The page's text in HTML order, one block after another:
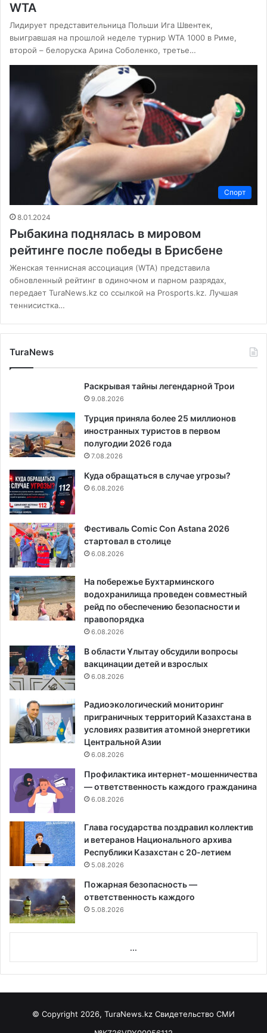
WTA
Лидирует представительница Польши Ига Швентек,
выигравшая на прошлой неделе турнир WTA 1000 в Риме,
второй – белоруска Арина Соболенко, третье…
Спорт
8.01.2024
Рыбакина поднялась в мировом
рейтинге после победы в Брисбене
Женская теннисная ассоциация (WTA) представила
обновленный рейтинг в одиночном и парном разрядах,
передает TuraNews.kz со ссылкой на Prosports.kz. Лучшая
теннисистка…
TuraNews
Раскрывая тайны легендарной Трои
9.08.2026
Турция приняла более 25 миллионов
иностранных туристов в первом
полугодии 2026 года
7.08.2026
Куда обращаться в случае угрозы?
6.08.2026
Фестиваль Comic Con Astana 2026
стартовал в столице
6.08.2026
На побережье Бухтарминского
водохранилища проведен совместный
рейд по обеспечению безопасности и
правопорядка
6.08.2026
В области Ұлытау обсудили вопросы
вакцинации детей и взрослых
6.08.2026
Радиоэкологический мониторинг
приграничных территорий Казахстана в
условиях развития атомной энергетики
Центральной Азии
6.08.2026
Профилактика интернет-мошенничества
— ответственность каждого гражданина
6.08.2026
Глава государства поздравил коллектив
и ветеранов Национального архива
Республики Казахстан с 20-летием
5.08.2026
Пожарная безопасность —
ответственность каждого
5.08.2026
...
© Copyright 2026, TuraNews.kz Свидетельство СМИ